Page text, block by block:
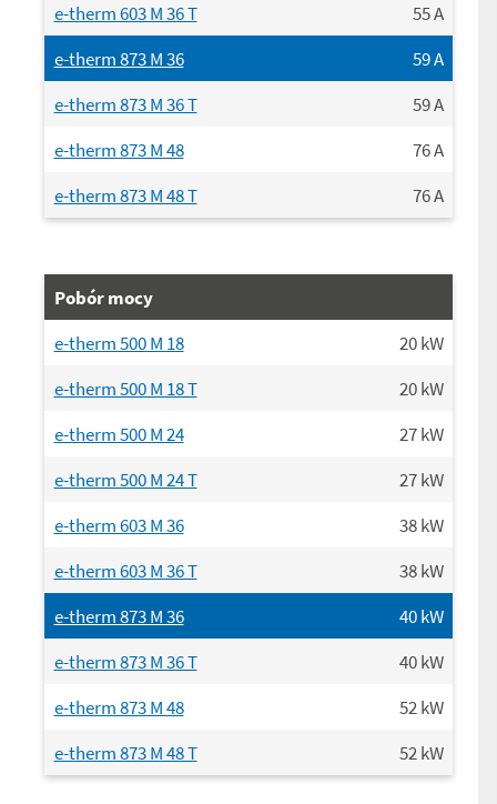
e-therm 603 M 36 T
55A
e-therm 873 M 36
59A
e-therm 873 M 36 T
59A
e-therm 873 M 48
76A
e-therm 873 M 48 T
76A
Pobór mocy
e-therm 500 M 18
20kW
e-therm 500 M 18 T
20kW
e-therm 500 M 24
27kW
e-therm 500 M 24 T
27kW
e-therm 603 M 36
38kW
e-therm 603 M 36 T
38kW
e-therm 873 M 36
40kW
e-therm 873 M 36 T
40kW
e-therm 873 M 48
52kW
e-therm 873 M 48 T
52kW